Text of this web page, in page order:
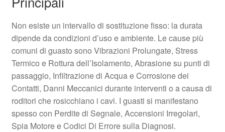
Non esiste un intervallo di sostituzione fisso: la durata
dipende da condizioni d’uso e ambiente. Le cause più
comuni di guasto sono Vibrazioni Prolungate, Stress
Termico e Rottura dell’Isolamento, Abrasione su punti di
passaggio, Infiltrazione di Acqua e Corrosione dei
Contatti, Danni Meccanici durante interventi o a causa di
roditori che rosicchiano i cavi. I guasti si manifestano
spesso con Perdite di Segnale, Accensioni Irregolari,
Spia Motore e Codici Di Errore sulla Diagnosi.